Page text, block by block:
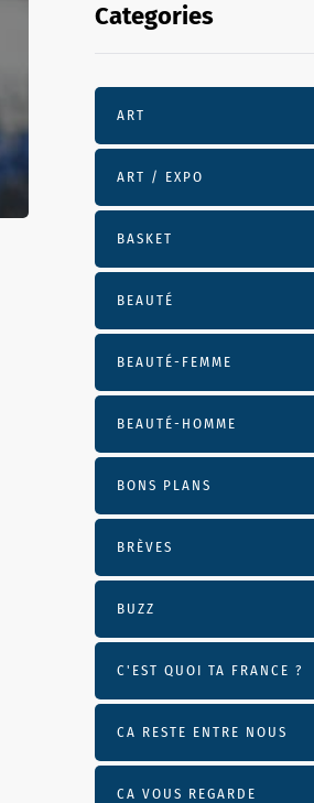
Categories
ART
ART / EXPO
BASKET
BEAUTÉ
BEAUTÉ-FEMME
BEAUTÉ-HOMME
BONS PLANS
BRÈVES
BUZZ
C'EST QUOI TA FRANCE ?
CA RESTE ENTRE NOUS
CA VOUS REGARDE